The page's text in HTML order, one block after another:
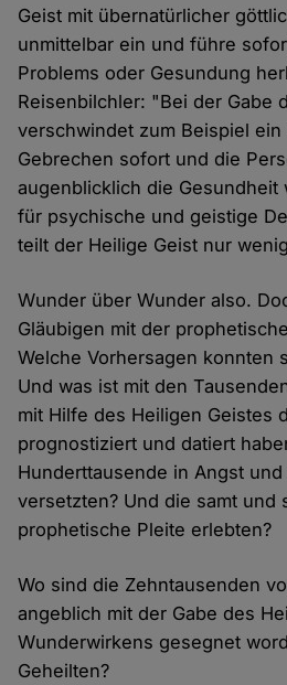
Geist mit übernatürlicher
unmittelbar ein und führe
Problems oder Gesundung
Reisenbilchler: "Bei der Gabe
verschwindet zum Beispiel
Gebrechen sofort und die
augenblicklich die Gesundheit
für psychische und geistige
teilt der Heilige Geist nur
Wunder über Wunder also.
Gläubigen mit der
Welche Vorhersagen konnten
Und was ist mit den
mit Hilfe des Heiligen Geistes
prognostiziert und datiert
Hunderttausende in Angst
versetzten? Und die samt und
prophetische Pleite erlebten?
Wo sind die Zehntausenden
angeblich mit der Gabe des
Wunderwirkens gesegnet
Geheilten?